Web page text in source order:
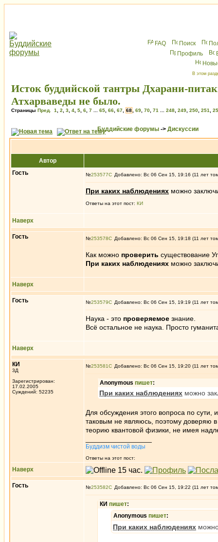
FAQ Поиск
Профиль
В этом
Исток буддийской тантры Дхарани-
Атхарваведы не было.
Страницы Пред. 1 2 3 4 5 6 7 65 66 67 68 69 70 71 248 249 250 251
Буддийские форумы -> Дискуссии
Автор
Гость
№253577 Добавлено: Вс 06 Сен 15, 19:16 (11 лет
При каких наблюдениях можно
Ответы на этот пост: КИ
Наверх
Гость №253578 Добавлено: Вс 06 Сен 15, 19:18 (11 лет
Как можно проверить существование
При каких наблюдениях можно
Наверх
Гость №253579 Добавлено: Вс 06 Сен 15, 19:19 (11 лет
Наука - это проверяемое знание.
Всё остальное не наука. Просто
Наверх
КИ
3Д
Зарегистрирован:
17.02.2005
Суждений: 52235
№253581 Добавлено: Вс 06 Сен 15, 19:20 (11 лет
Anonymous пишет:
При каких наблюдениях можно
Для обсуждения этого вопроса по
таковым не являюсь, поэтому доверяю
теорию квантовой физики, не имея
Буддизм чистой воды
Ответы на этот пост:
Наверх
Гость №253582 Добавлено: Вс 06 Сен 15, 19:22 (11 лет
КИ пишет:
Anonymous пишет:
При каких наблюдениях